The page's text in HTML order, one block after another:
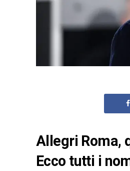
Allegri Roma,
Ecco tutti i